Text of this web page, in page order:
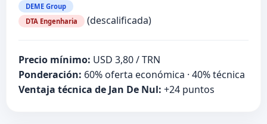
DEME Group
DTA Engenharia
(descalificada)
Precio mínimo: USD 3,80 / TRN
Ponderación: 60% oferta económica · 40% técnica
Ventaja técnica de Jan De Nul: +24 puntos